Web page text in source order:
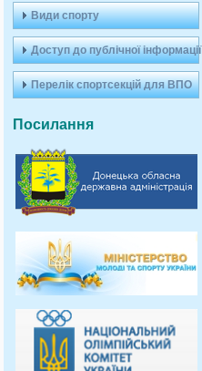
Види спорту
Доступ до публічної інформації
Перелік спортсекцій для ВПО
Посилання